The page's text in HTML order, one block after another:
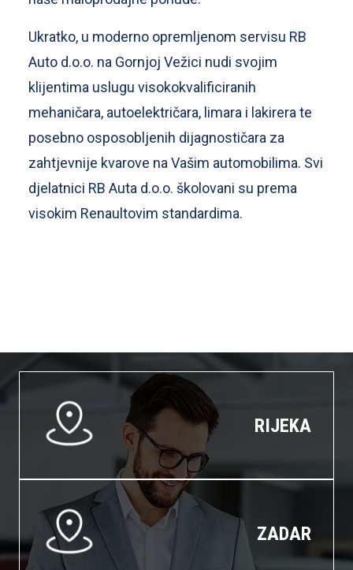
Ukratko, u moderno opremljenom servisu RB
Auto d.o.o. na Gornjoj Vežici nudi svojim
klijentima uslugu visokokvalificiranih
mehaničara, autoelektričara, limara i lakirera te
posebno osposobljenih dijagnostičara za
zahtjevnije kvarove na Vašim automobilima. Svi
djelatnici RB Auta d.o.o. školovani su prema
visokim Renaultovim standardima.
RIJEKA
ZADAR